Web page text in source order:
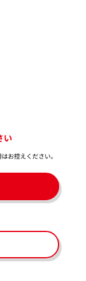
い
お控えください。​